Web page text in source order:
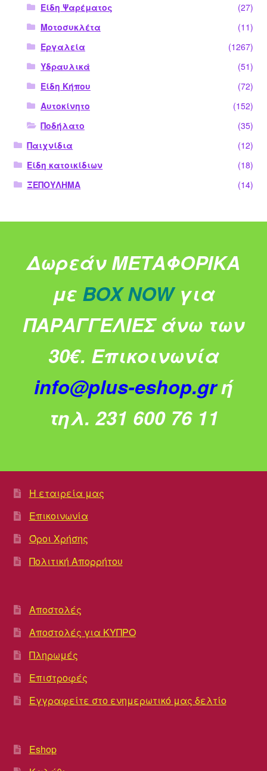
Είδη Ψαρέματος
(27)
Μοτοσυκλέτα
(11)
Εργαλεία
(1267)
Υδραυλικά
(51)
Είδη Κήπου
(72)
Αυτοκίνητο
(152)
Ποδήλατο
(35)
Παιχνίδια
(12)
Είδη κατοικίδιων
(18)
ΞΕΠΟΥΛΗΜΑ
(14)
Δωρεάν ΜΕΤΑΦΟΡΙΚΑ
με BOX NOW για
ΠΑΡΑΓΓΕΛΙΕΣ άνω των
30€. Επικοινωνία
info@plus-eshop.grή
τηλ. 231 600 76 11
Η εταιρεία μας
Επικοινωνία
Όροι Χρήσης
Πολιτική Απορρήτου
Αποστολές
Αποστολές για ΚΥΠΡΟ
Πληρωμές
Επιστροφές
Εγγραφείτε στο ενημερωτικό μας δελτίο
Eshop